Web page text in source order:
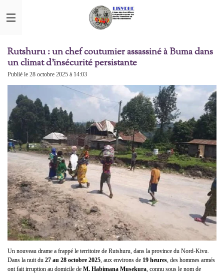
au
Rutshuru : un chef coutumier assassiné à Buma dans
un climat d’insécurité persistante
Publié le 28 octobre 2025 à 14:03
Un nouveau drame a frappé le territoire de Rutshuru, dans la province du Nord-Kivu.
Dans la nuit du 27 au 28 octobre 2025 , aux environs de 19 heures , des hommes armés
ont fait irruption au domicile de M. Habimana Musekura , connu sous le nom de